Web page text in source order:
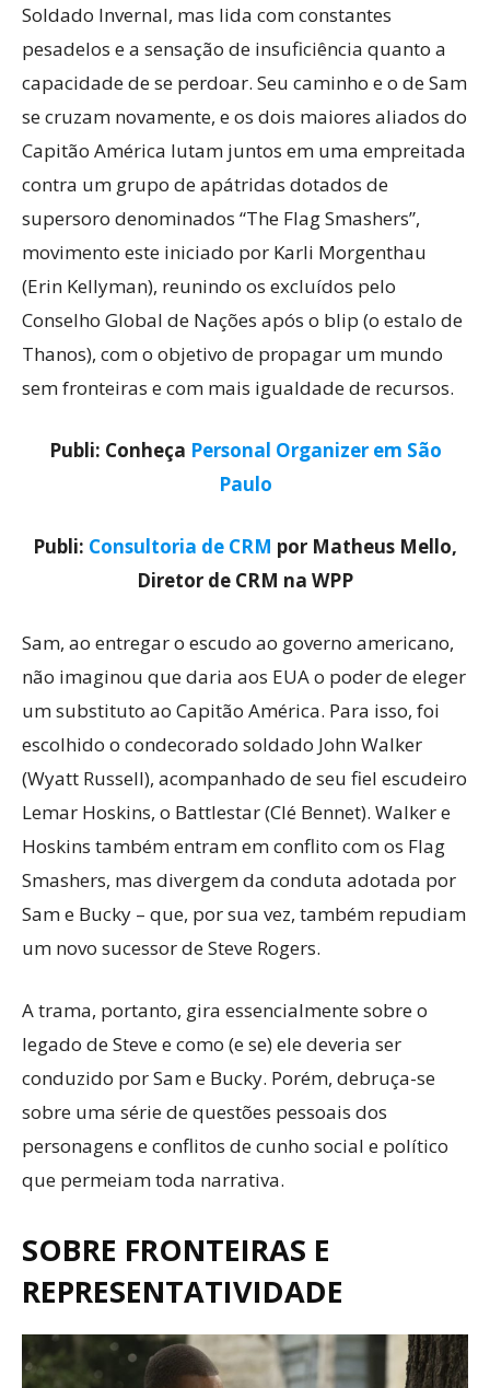
Soldado Invernal, mas lida com constantes
pesadelos e a sensação de insuficiência quanto a
capacidade de se perdoar. Seu caminho e o de Sam
se cruzam novamente, e os dois maiores aliados do
Capitão América lutam juntos em uma empreitada
contra um grupo de apátridas dotados de
supersoro denominados “The Flag Smashers”,
movimento este iniciado por Karli Morgenthau
(Erin Kellyman), reunindo os excluídos pelo
Conselho Global de Nações após o blip (o estalo de
Thanos), com o objetivo de propagar um mundo
sem fronteiras e com mais igualdade de recursos.
Publi: Conheça Personal Organizer em São
Paulo
Publi: Consultoria de CRM por Matheus Mello,
Diretor de CRM na WPP
Sam, ao entregar o escudo ao governo americano,
não imaginou que daria aos EUA o poder de eleger
um substituto ao Capitão América. Para isso, foi
escolhido o condecorado soldado John Walker
(Wyatt Russell), acompanhado de seu fiel escudeiro
Lemar Hoskins, o Battlestar (Clé Bennet). Walker e
Hoskins também entram em conflito com os Flag
Smashers, mas divergem da conduta adotada por
Sam e Bucky – que, por sua vez, também repudiam
um novo sucessor de Steve Rogers.
A trama, portanto, gira essencialmente sobre o
legado de Steve e como (e se) ele deveria ser
conduzido por Sam e Bucky. Porém, debruça-se
sobre uma série de questões pessoais dos
personagens e conflitos de cunho social e político
que permeiam toda narrativa.
SOBRE FRONTEIRAS E
REPRESENTATIVIDADE